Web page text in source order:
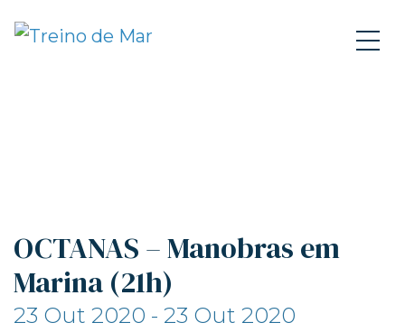
OCTANAS – Manobras em
Marina (21h)
23 Out 2020 - 23 Out 2020